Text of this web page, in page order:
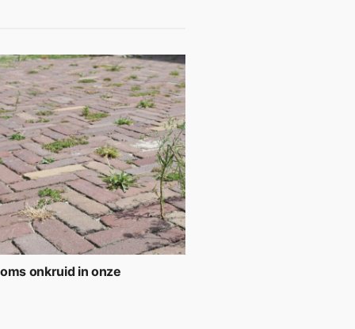
onkruid in onze